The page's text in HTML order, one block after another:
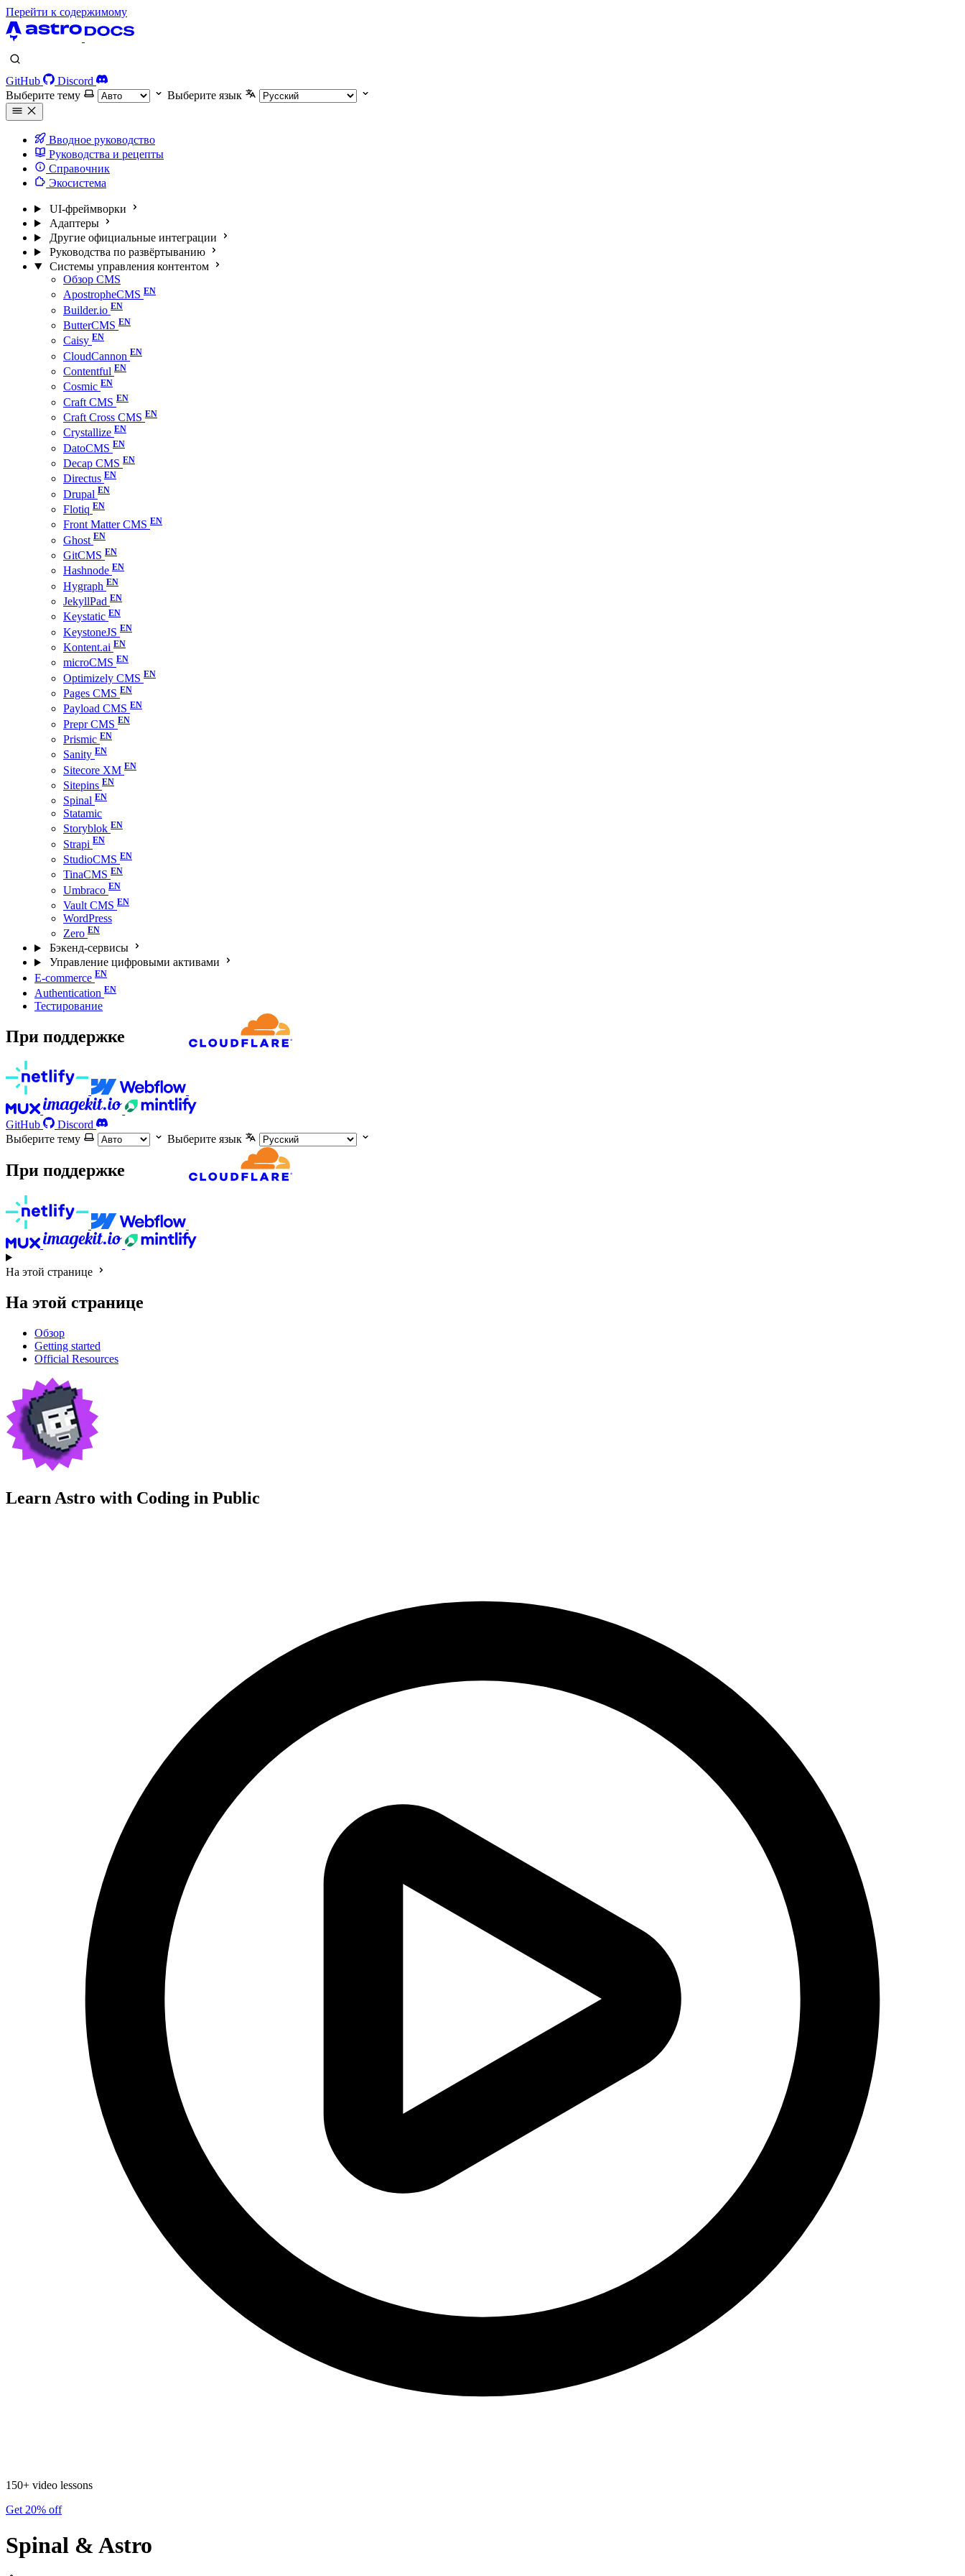
Перейти к содержимому
GitHub
Discord
Выберите тему
Выберите язык
Вводное руководство
Руководства и рецепты
Справочник
Экосистема
UI-фреймворки
Адаптеры
Другие официальные интеграции
Руководства по развёртыванию
Системы управления контентом
Обзор CMS
ApostropheCMS
Builder.io
ButterCMS
Caisy
CloudCannon
Contentful
Cosmic
Craft CMS
Craft Cross CMS
Crystallize
DatoCMS
Decap CMS
Directus
Drupal
Flotiq
Front Matter CMS
Ghost
GitCMS
Hashnode
Hygraph
JekyllPad
Keystatic
KeystoneJS
Kontent.ai
microCMS
Optimizely CMS
Pages CMS
Payload CMS
Prepr CMS
Prismic
Sanity
Sitecore XM
Sitepins
Spinal
Statamic
Storyblok
Strapi
StudioCMS
TinaCMS
Umbraco
Vault CMS
WordPress
Zero
Бэкенд-сервисы
Управление цифровыми активами
E-commerce
Authentication
Тестирование
При поддержке
GitHub
Discord
Выберите тему
Выберите язык
При поддержке
На этой странице
На этой странице
Обзор
Getting started
Official Resources
Learn Astro with Coding in Public
150+ video lessons
Get 20% off
Spinal & Astro